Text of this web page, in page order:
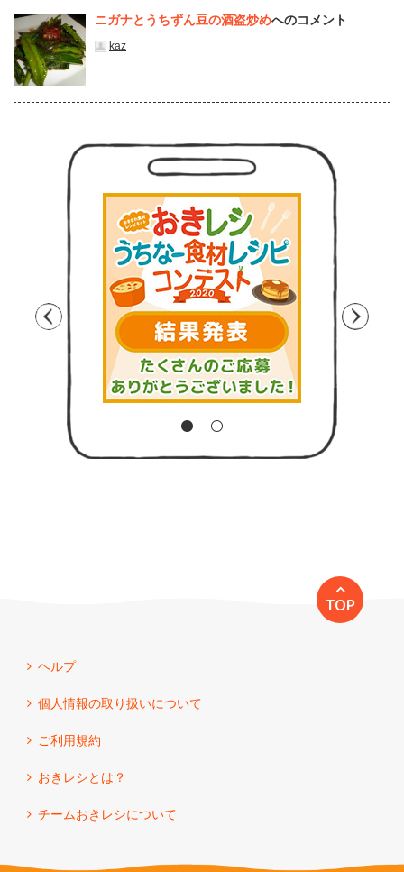
ニガナとうちずん豆の酒盗炒めへのコメント
kaz
TOP
ヘルプ
個人情報の取り扱いについて
ご利用規約
おきレシとは？
チームおきレシについて